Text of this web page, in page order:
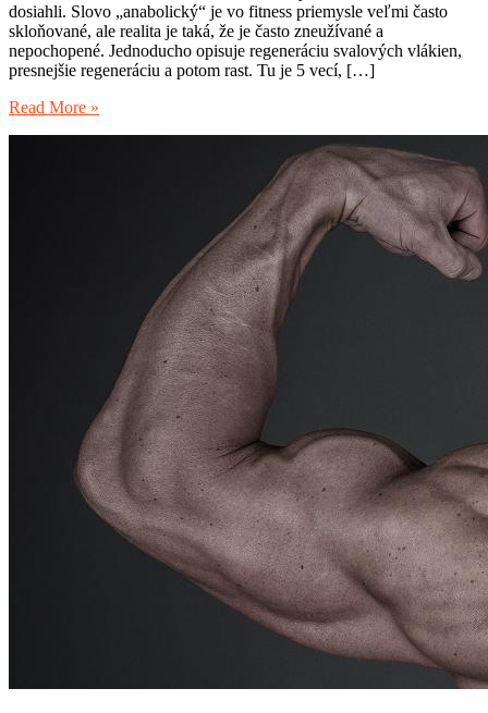
dosiahli. Slovo „anabolický“ je vo fitness priemysle veľmi často
skloňované, ale realita je taká, že je často zneužívané a
nepochopené. Jednoducho opisuje regeneráciu svalových vlákien,
presnejšie regeneráciu a potom rast. Tu je 5 vecí, […]
Read More »